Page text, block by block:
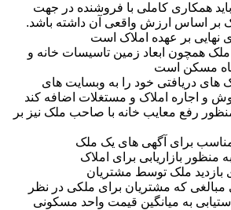
همکاری کاملی با فروشنده در جهت
بر اساس ارزش واقعی آن داشته باشد.
نهایی بر عهده املاک است
همچون ابعاد زمین تاسیسات خانه و
مسکن است
های دریافتی خود را به وبسایت های
و اجاره املاک و مستغلات اضافه کند
منظور رفع معایب خانه با صاحب ملک نیز بر
برای آگهی های یک ملک
منظور بازاریابی برای املاک
بازدید ملک توسط مشتریان
که مشتریان برای ملکی در نظر
به میانگین قیمت واحد مسکونی